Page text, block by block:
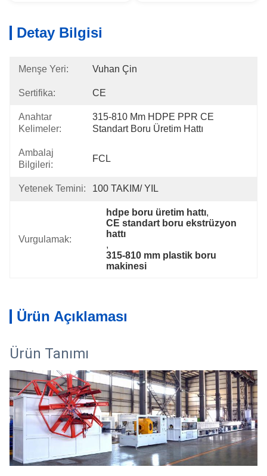
Detay Bilgisi
Menşe Yeri: Vuhan Çin
Sertifika: CE
Anahtar
Kelimeler:
315-810 Mm HDPE PPR CE
Standart Boru Üretim Hattı
Ambalaj
Bilgileri:
FCL
Yetenek Temini: 100 TAKIM/ YIL
Vurgulamak:
hdpe boru üretim hattı,
CE standart boru ekstrüzyon
hattı
,
315-810 mm plastik boru
makinesi
Ürün Açıklaması
Ürün Tanımı